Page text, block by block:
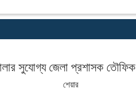
সুযোগ্য জেলা প্রশাসক তৌফিক
শেয়ার